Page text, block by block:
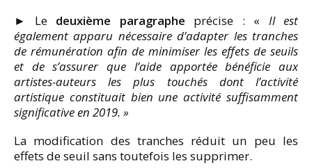
­► Le deuxième paragraphe précise : « Il est
également apparu nécessaire d’adapter les tranches
de rémunération afin de minimiser les effets de seuils
et de s’assurer que l’aide apportée bénéficie aux
artistes-auteurs les plus touchés dont l’activité
artistique constituait bien une activité suffisamment
significative en 2019. »
La modification des tranches réduit un peu les
effets de seuil sans toutefois les supprimer.